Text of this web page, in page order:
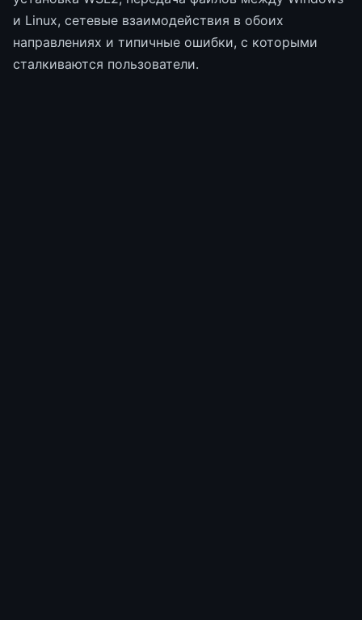
и Linux, сетевые взаимодействия в обоих
направлениях и типичные ошибки, с которыми
сталкиваются пользователи.